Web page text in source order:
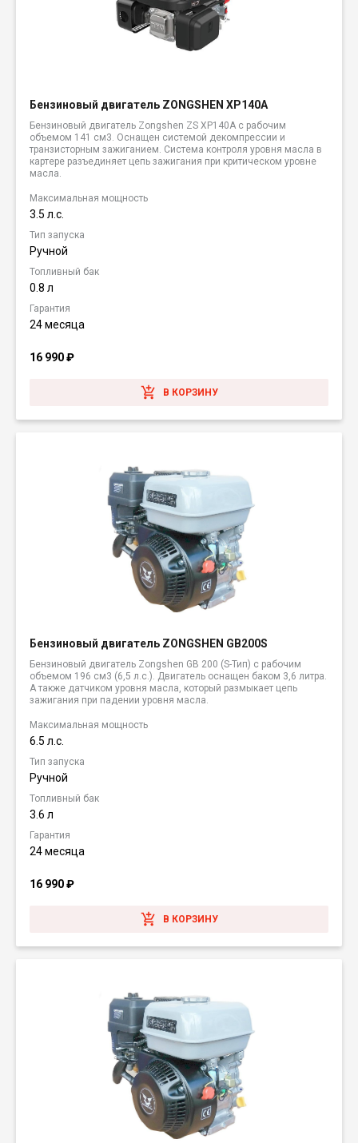
Бензиновый двигатель ZONGSHEN XP140A
Бензиновый двигатель Zongshen ZS XP140A с рабочим
объемом 141 см3. Оснащен системой декомпрессии и
транзисторным зажиганием. Система контроля уровня масла в
картере разъединяет цепь зажигания при критическом уровне
масла.
Максимальная мощность
3.5 л.с.
Тип запуска
Ручной
Топливный бак
0.8 л
Гарантия
24 месяца
16 990₽
В КОРЗИНУ
Бензиновый двигатель ZONGSHEN GB200S
Бензиновый двигатель Zongshen GB 200 (S-Тип) с рабочим
объемом 196 см3 (6,5 л.с.). Двигатель оснащен баком 3,6 литра.
А также датчиком уровня масла, который размыкает цепь
зажигания при падении уровня масла.
Максимальная мощность
6.5 л.с.
Тип запуска
Ручной
Топливный бак
3.6 л
Гарантия
24 месяца
16 990₽
В КОРЗИНУ